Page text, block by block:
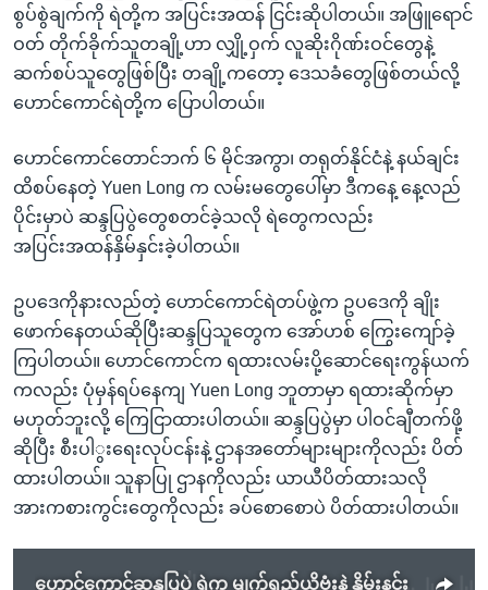
စွပ်စွဲချက်ကို ရဲတို့က အပြင်းအထန် ငြင်းဆိုပါတယ်။ အဖြူရောင်
ဝတ် တိုက်ခိုက်သူတချို့ဟာ လျှို့ဝှက် လူဆိုးဂိုဏ်းဝင်တွေနဲ့
ဆက်စပ်သူတွေဖြစ်ပြီး တချို့ကတော့ ဒေသခံတွေဖြစ်တယ်လို့
ဟောင်ကောင်ရဲတို့က ပြောပါတယ်။
ဟောင်ကောင်တောင်ဘက် ၆ မိုင်အကွာ၊ တရုတ်နိုင်ငံနဲ့ နယ်ချင်း
ထိစပ်နေတဲ့ Yuen Long က လမ်းမတွေပေါ်မှာ ဒီကနေ့ နေ့လည်
ပိုင်းမှာပဲ ဆန္ဒပြပွဲတွေစတင်ခဲ့သလို ရဲတွေကလည်း
အပြင်းအထန်နှိမ်နှင်းခဲ့ပါတယ်။
ဥပဒေကိုနားလည်တဲ့ ဟောင်ကောင်ရဲတပ်ဖွဲ့က ဥပဒေကို ချိုး
ဖောက်နေတယ်ဆိုပြီးဆန္ဒပြသူတွေက အော်ဟစ် ကြွေးကျော်ခဲ့
ကြပါတယ်။ ဟောင်ကောင်က ရထားလမ်းပို့ဆောင်ရေးကွန်ယက်
ကလည်း ပုံမှန်ရပ်နေကျ Yuen Long ဘူတာမှာ ရထားဆိုက်မှာ
မဟုတ်ဘူးလို့ ကြေငြာထားပါတယ်။ ဆန္ဒပြပွဲမှာ ပါဝင်ချီတက်ဖို့
ဆိုပြီး စီးပါွးရေးလုပ်ငန်းနဲ့ ဌာနအတော်များများကိုလည်း ပိတ်
ထားပါတယ်။ သူနာပြု ဌာနကိုလည်း ယာယီပိတ်ထားသလို
အားကစားကွင်းတွေကိုလည်း ခပ်စောစောပဲ ပိတ်ထားပါတယ်။
ဟောင်ကောင်ဆန္ဒပြပွဲ ရဲက မျက်ရည်ယိုဗုံးနဲ့ နှိမ်းနင်း